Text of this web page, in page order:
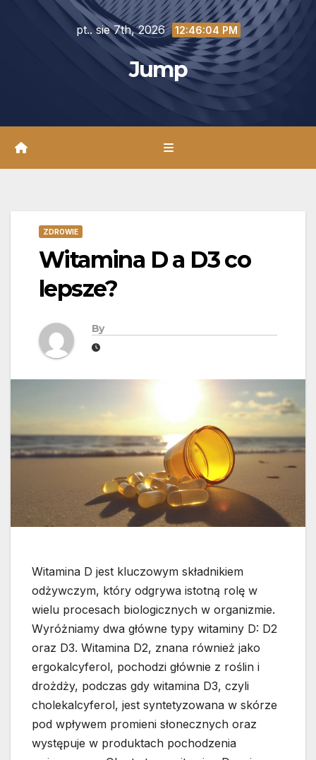
pt.. sie 7th, 2026 12:46:05 PM
Jump
ZDROWIE
Witamina D a D3 co
lepsze?
By
Witamina D jest kluczowym składnikiem
odżywczym, który odgrywa istotną rolę w
wielu procesach biologicznych w organizmie.
Wyróżniamy dwa główne typy witaminy D: D2
oraz D3. Witamina D2, znana również jako
ergokalcyferol, pochodzi głównie z roślin i
drożdży, podczas gdy witamina D3, czyli
cholekalcyferol, jest syntetyzowana w skórze
pod wpływem promieni słonecznych oraz
występuje w produktach pochodzenia